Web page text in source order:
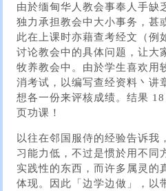
由於缅甸华人教会事奉人手缺
独力承担教会中大小事务，甚
此在上课时亦藉查考经文（例
讨论教会中的具体问题，让大
牧养教会中。由於学生喜欢用
消考试，以编写查经资料丶讲
想各一份来评核成绩。结果
页功课！
以往在邻国服侍的经验告诉我
习能力低，不过是惯於用不同
实践性的东西，而许多属灵的
体现。因此「边学边做」，以